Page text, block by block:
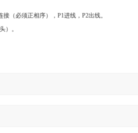
（必须正相序），P1进线，P2出线。
）。